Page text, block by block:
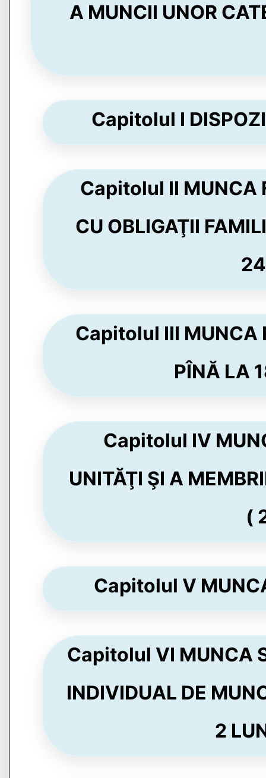
A MUNCII UNOR
Capitolul I
Capitolul II MUNCA
CU OBLIGAŢII
Capitolul III MUNCA
PÎNĂ LA
Capitolul IV
UNITĂŢI ŞI A
(
Capitolul V
Capitolul VI MUNCA
INDIVIDUAL DE
2